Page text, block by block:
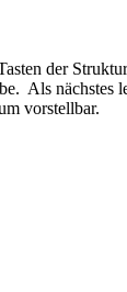
der
Als nächstes
vorstellbar.